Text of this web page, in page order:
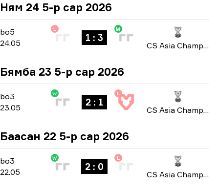
Ням 24 5-р сар 2026
bo5 -bo5
24.05
L
1 : 3
W
CS Asia Championships 2026
Бямба 23 5-р сар 2026
bo3 -bo3
23.05
W
2 : 1
L
CS Asia Championships 2026
Баасан 22 5-р сар 2026
bo3 -bo3
22.05
W
2 : 0
L
CS Asia Championships 2026